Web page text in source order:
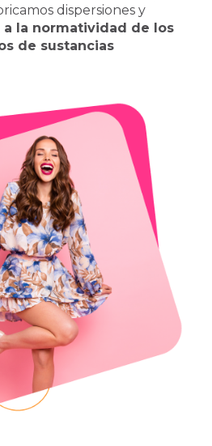
dispersiones y
a la normatividad de los
de sustancias